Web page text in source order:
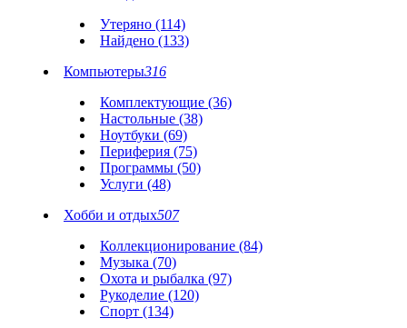
Утеряно (114)
Найдено (133)
Компьютеры316
Комплектующие (36)
Настольные (38)
Ноутбуки (69)
Периферия (75)
Программы (50)
Услуги (48)
Хобби и отдых507
Коллекционирование (84)
Музыка (70)
Охота и рыбалка (97)
Рукоделие (120)
Спорт (134)